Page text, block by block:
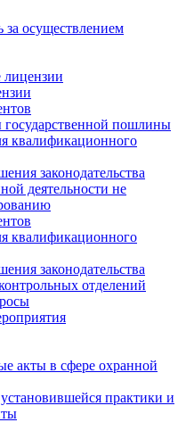
за осуществлением
лицензии
пошлины
квалификационного
законодательства
деятельности не
квалификационного
законодательства
отделений
акты в сфере охранной
практики и